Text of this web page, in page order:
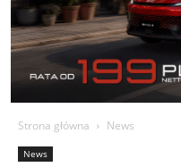
Strona główna News
News